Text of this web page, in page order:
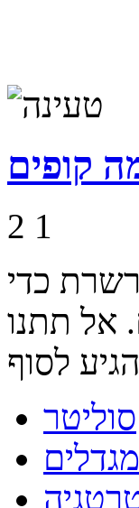
קופים
2 1
כדי
אל תתנו
סוליטר